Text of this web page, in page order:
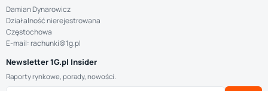
Damian Dynarowicz
Działalność nierejestrowana
Częstochowa
E-mail: rachunki@1g.pl
Newsletter 1G.pl Insider
Raporty rynkowe, porady, nowości.